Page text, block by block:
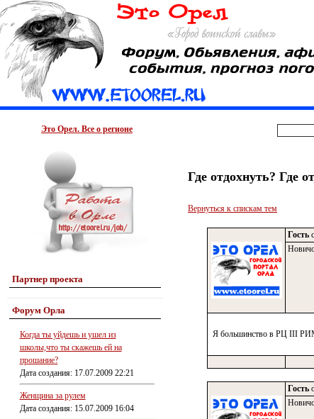
Это Орел. Все о регионе
Партнер проекта
Форум Орла
Когда ты уйдешь и ушел из
школы,что ты скажешь ей на
прошание?
Дата создания: 17.07.2009 22:21
Женщина за рулем
Дата создания: 15.07.2009 16:04
Где отдохнуть? Где
Вернуться к спискам тем
Гость
Я большинство в РЦ III
Гость